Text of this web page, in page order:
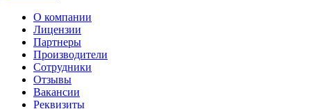
О компании
Лицензии
Партнеры
Производители
Сотрудники
Отзывы
Вакансии
Реквизиты